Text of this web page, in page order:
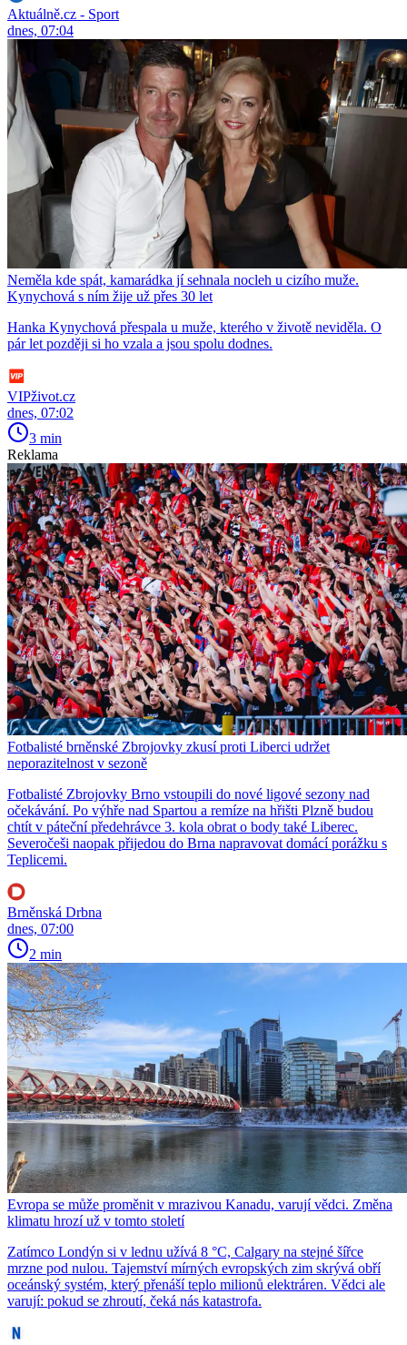
Aktuálně.cz - Sport
dnes, 07:04
Neměla kde spát, kamarádka jí sehnala nocleh u cizího muže.
Kynychová s ním žije už přes 30 let
Hanka Kynychová přespala u muže, kterého v životě neviděla. O
pár let později si ho vzala a jsou spolu dodnes.
VIPživot.cz
dnes, 07:02
3 min
Reklama
Fotbalisté brněnské Zbrojovky zkusí proti Liberci udržet
neporazitelnost v sezoně
Fotbalisté Zbrojovky Brno vstoupili do nové ligové sezony nad
očekávání. Po výhře nad Spartou a remíze na hřišti Plzně budou
chtít v páteční předehrávce 3. kola obrat o body také Liberec.
Severočeši naopak přijedou do Brna napravovat domácí porážku s
Teplicemi.
Brněnská Drbna
dnes, 07:00
2 min
Evropa se může proměnit v mrazivou Kanadu, varují vědci. Změna
klimatu hrozí už v tomto století
Zatímco Londýn si v lednu užívá 8 °C, Calgary na stejné šířce
mrzne pod nulou. Tajemství mírných evropských zim skrývá obří
oceánský systém, který přenáší teplo milionů elektráren. Vědci ale
varují: pokud se zhroutí, čeká nás katastrofa.